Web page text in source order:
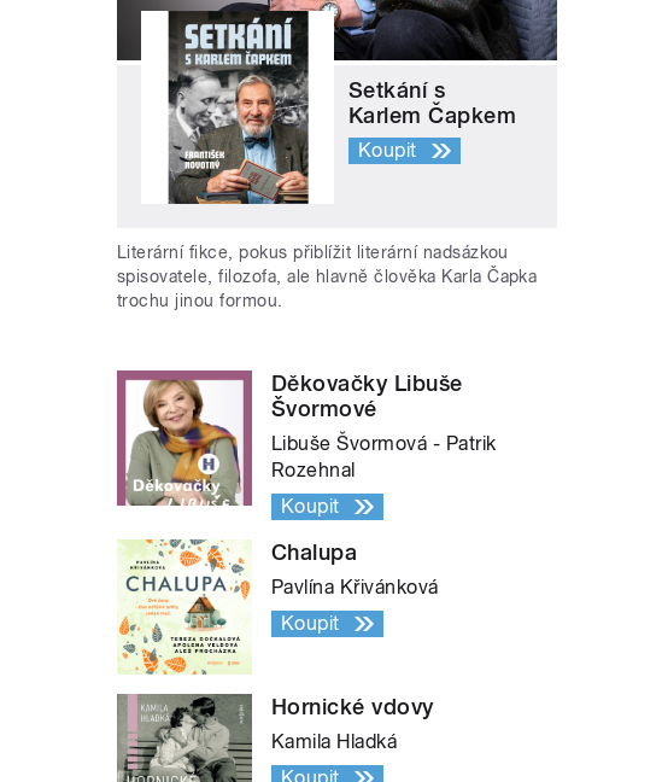
Setkání s
Karlem Čapkem
Koupit
Literární fikce, pokus přiblížit literární nadsázkou
spisovatele, filozofa, ale hlavně člověka Karla Čapka
trochu jinou formou.
Děkovačky Libuše
Švormové
Libuše Švormová - Patrik
Rozehnal
Koupit
Chalupa
Pavlína Křivánková
Koupit
Hornické vdovy
Kamila Hladká